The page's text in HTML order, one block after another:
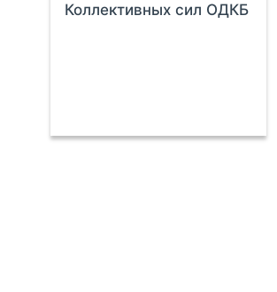
Коллективных сил ОДКБ